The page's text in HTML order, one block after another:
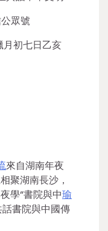
眾號
月初七日乙亥
來自湖南年夜
聚湖南長沙，
學“書院與中瑜
書院與中國傳